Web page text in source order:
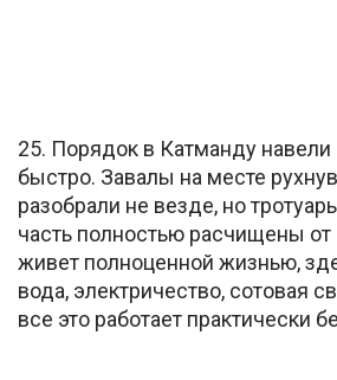
25. Порядок в Катманду навели
быстро. Завалы на месте
разобрали не везде, но
часть полностью расчищены от
живет полноценной жизнью,
вода, электричество, сотовая
все это работает практически